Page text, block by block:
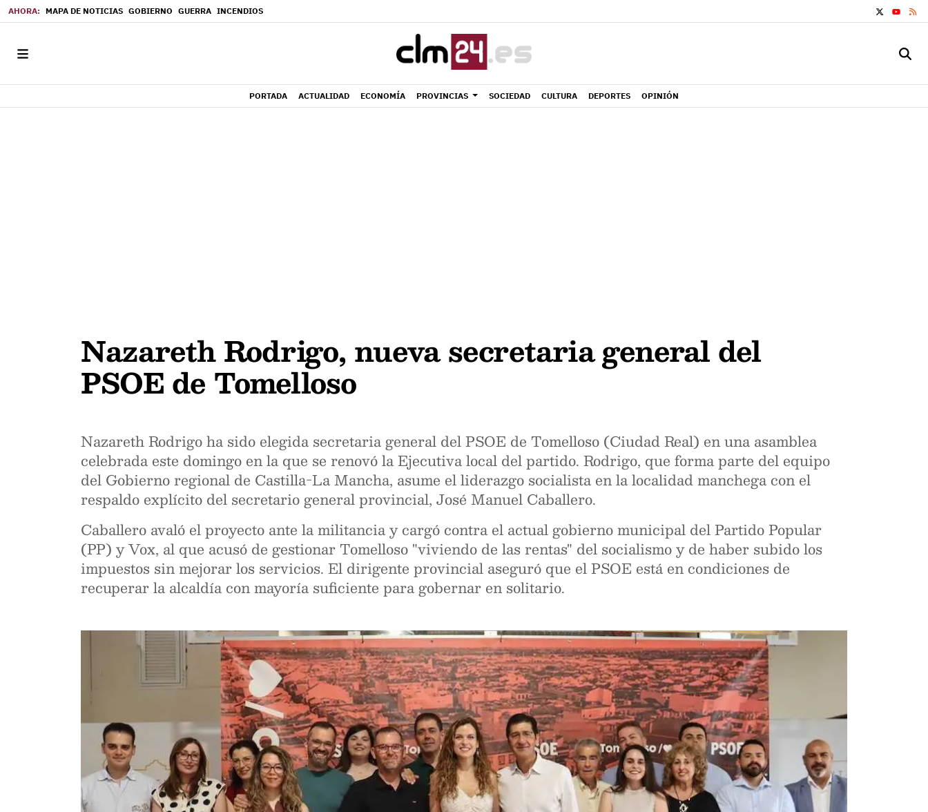
MAPA DE NOTICIAS GOBIERNO GUERRA INCENDIOS
YOUTUBE
PORTADA ACTUALIDAD ECONOMÍA PROVINCIAS SOCIEDAD CULTURA DEPORTES OPINIÓN
Nazareth Rodrigo, nueva secretaria general del
PSOE de Tomelloso
Nazareth Rodrigo ha sido elegida secretaria general del PSOE de Tomelloso (Ciudad Real) en una asamblea
celebrada este domingo en la que se renovó la Ejecutiva local del partido. Rodrigo, que forma parte del equipo
del Gobierno regional de Castilla-La Mancha, asume el liderazgo socialista en la localidad manchega con el
respaldo explícito del secretario general provincial, José Manuel Caballero.
Caballero avaló el proyecto ante la militancia y cargó contra el actual gobierno municipal del Partido Popular
(PP) y Vox, al que acusó de gestionar Tomelloso "viviendo de las rentas" del socialismo y de haber subido los
impuestos sin mejorar los servicios. El dirigente provincial aseguró que el PSOE está en condiciones de
recuperar la alcaldía con mayoría suficiente para gobernar en solitario.